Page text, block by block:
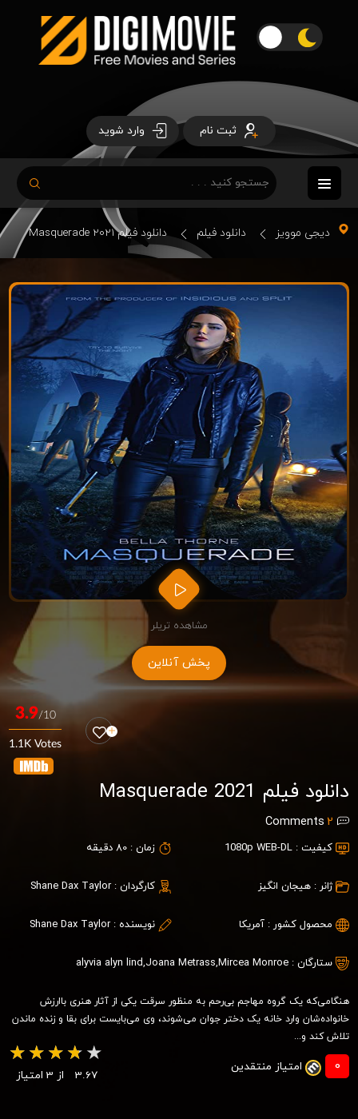
ثبت نام وارد شوید
دیجی موویز دانلود فیلم دانلود فیلم Masquerade 2021
مشاهده تریلر
پخش آنلاین
3.9/10
1.1K Votes
دانلود فیلم Masquerade 2021
2
Comments
کیفیت : 1080p WEB-DL زمان : 80 دقیقه
ژانر : هیجان انگیز کارگردان : Shane Dax Taylor
محصول کشور : آمریکا نویسنده : Shane Dax Taylor
ستارگان : alyvia alyn lind,Joana Metrass,Mircea Monroe
هنگامی‌که یک گروه مهاجم بی‌رحم به منظور سرقت یکی از آثار هنری باارزش
خانواده‌شان وارد خانه یک دختر جوان می‌شوند، وی می‌بایست برای بقا و زنده ماندن
تلاش کند و...
0 امتیاز منتقدین
3.67 از 3 امتیاز